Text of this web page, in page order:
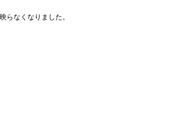
らなくなりました。